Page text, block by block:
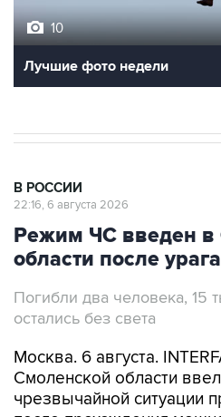
10
Лучшие фото недели
В РОССИИ
22:16, 6 августа 2026
Режим ЧС введен в
области после
Погибли два человека, 15
остались без света
Москва. 6 августа.
Смоленской области
чрезвычайной ситуации